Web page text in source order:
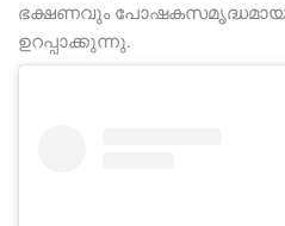
ഭക്ഷണവും പോഷകസമൃദ്ധമായ
ഉറപ്പാക്കുന്നു.